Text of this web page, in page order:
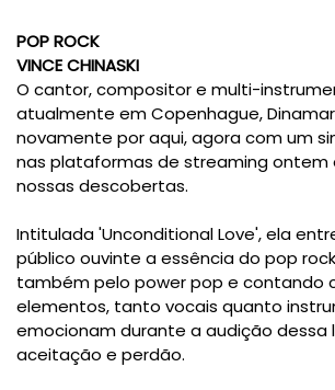
POP ROCK
VINCE CHINASKI
O cantor, compositor e multi-
atualmente em Copenhague,
novamente por aqui, agora com um
nas plataformas de streaming ontem
nossas descobertas.
Intitulada 'Unconditional Love', ela
público ouvinte a essência do pop
também pelo power pop e contando
elementos, tanto vocais quanto
emocionam durante a audição dessa
aceitação e perdão.